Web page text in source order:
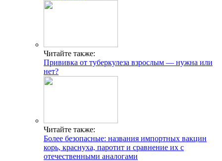
Читайте также:
Прививка от туберкулеза взрослым — нужна или
нет?
Читайте также:
Более безопасные: названия импортных вакцин
корь, краснуха, паротит и сравнение их с
отечественными аналогами